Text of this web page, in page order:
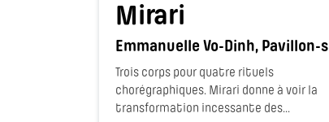
Mirari
Emmanuelle Vo-Dinh, Pavillon-s
Trois corps pour quatre rituels
chorégraphiques. Mirari donne à voir la
transformation incessante des...